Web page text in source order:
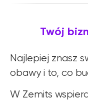
Twój
Najlepiej znasz
obawy i to, co
W Zemits